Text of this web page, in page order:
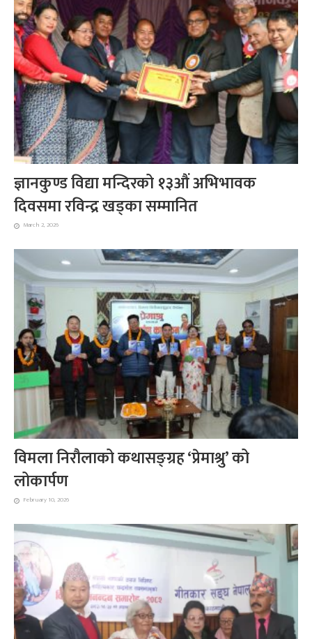
ज्ञानकुण्ड विद्या मन्दिरको १३औं अभिभावक
दिवसमा रविन्द्र खड्का सम्मानित
March 2, 2026
विमला निरौलाको कथासङ्ग्रह ‘प्रेमाश्रु’ को
लोकार्पण
February 10, 2026